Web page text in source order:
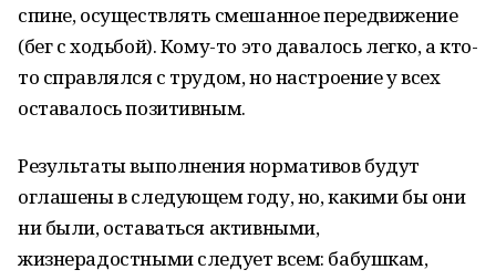
спине, осуществлять смешанное передвижение
(бег с ходьбой). Кому-то это давалось легко, а кто-
то справлялся с трудом, но настроение у всех
оставалось позитивным.
Результаты выполнения нормативов будут
оглашены в следующем году, но, какими бы они
ни были, оставаться активными,
жизнерадостными следует всем: бабушкам,